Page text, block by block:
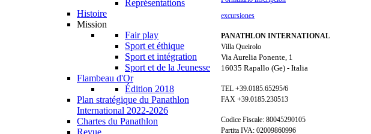
Représentations
Histoire
Mission
Fair play
Sport et éthique
Sport et intégration
Sport et de la Jeunesse
Flambeau d'Or
Édition 2018
Plan stratégique du Panathlon
International 2022-2026
Chartes du Panathlon
Revue
excursiones
PANATHLON INTERNATIONAL
Villa Queirolo
Via Aurelia Ponente, 1
16035 Rapallo (Ge) - Italia
TEL +39.0185.65295/6
FAX +39.0185.230513
Codice Fiscale: 80045290105
Partita IVA: 02009860996